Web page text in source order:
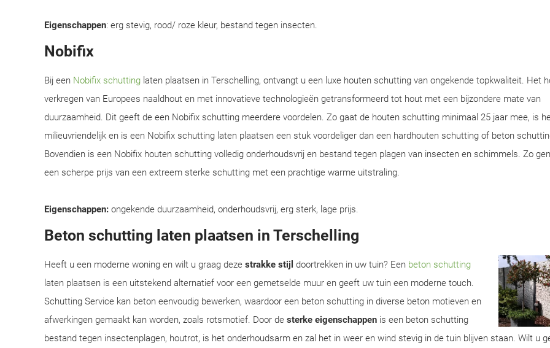
Eigenschappen: erg stevig, rood/ roze kleur, bestand tegen insecten.
Nobifix
Bij een Nobifix schutting laten plaatsen in Terschelling, ontvangt u een luxe houten schutting van ongekende topkwaliteit. Het
verkregen van Europees naaldhout en met innovatieve technologieën getransformeerd tot hout met een bijzondere mate van
duurzaamheid. Dit geeft de een Nobifix schutting meerdere voordelen. Zo gaat de houten schutting minimaal 25 jaar mee, is
milieuvriendelijk en is een Nobifix schutting laten plaatsen een stuk voordeliger dan een hardhouten schutting of beton
Bovendien is een Nobifix houten schutting volledig onderhoudsvrij en bestand tegen plagen van insecten en schimmels. Zo
een scherpe prijs van een extreem sterke schutting met een prachtige warme uitstraling.
Eigenschappen: ongekende duurzaamheid, onderhoudsvrij, erg sterk, lage prijs.
Beton schutting laten plaatsen in Terschelling
Heeft u een moderne woning en wilt u graag deze strakke stijl doortrekken in uw tuin? Een beton schutting
laten plaatsen is een uitstekend alternatief voor een gemetselde muur en geeft uw tuin een moderne touch.
Schutting Service kan beton eenvoudig bewerken, waardoor een beton schutting in diverse beton motieven en
afwerkingen gemaakt kan worden, zoals rotsmotief. Door de sterke eigenschappen is een beton schutting
bestand tegen insectenplagen, houtrot, is het onderhoudsarm en zal het in weer en wind stevig in de tuin blijven staan. Wilt u